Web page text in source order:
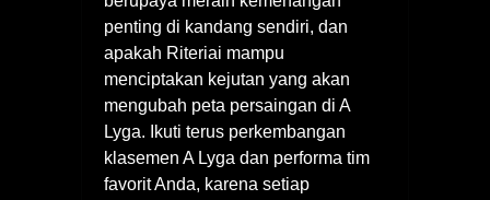
penting di kandang sendiri, dan
apakah Riteriai mampu
menciptakan kejutan yang akan
mengubah peta persaingan di A
Lyga. Ikuti terus perkembangan
klasemen A Lyga dan performa tim
favorit Anda, karena setiap